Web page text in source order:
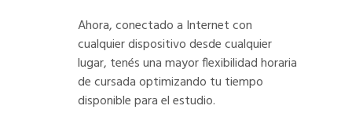
Ahora, conectado a Internet con
cualquier dispositivo desde cualquier
lugar, tenés una mayor flexibilidad horaria
de cursada optimizando tu tiempo
disponible para el estudio.